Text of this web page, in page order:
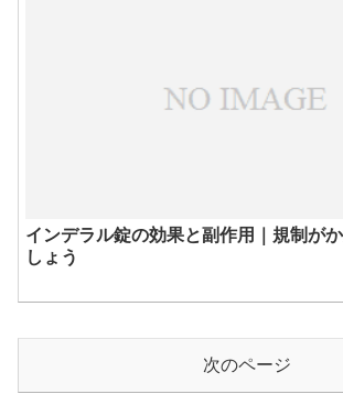
インデラル錠の効果と副作用｜規制が
しょう
次のページ